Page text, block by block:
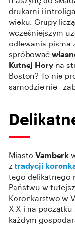
drukarni i
wieku. Grupy
wcześniejszym
odlewania pisma
spróbować
Kutnej Hory na
Boston? To nie
samodzielnie i
Miasto Vamberk
z tradycji
tego delikatnego
Państwu w
Koronkarstwo w
XIX i na
każdym